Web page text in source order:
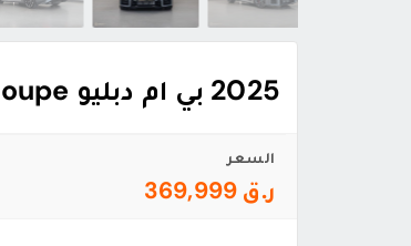
2025 بي ام دبليو M2 Coupe
السعر
ر.ق 369,999